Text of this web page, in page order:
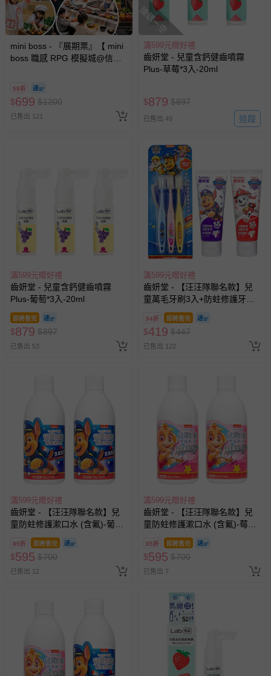
mini boss - 『展期票』【 mini
boss 職感 RPG 模擬城@信義
換，依現場梯次安排入場，逾
期作廢) (兒童票(2歲以上)贈一
名陪伴成人)
58折
$699 $1200
已售出 121
搶購一空
滿599元贈好禮
齒妍堂 - 兒童含鈣健齒噴霧
Plus-草莓*3入-20ml
$879 $897
已售出 49 追蹤
滿599元贈好禮
齒妍堂 - 兒童含鈣健齒噴霧
Plus-葡萄*3入-20ml
即將售完
$879 $897
已售出 53
滿599元贈好禮
齒妍堂 - 【汪汪隊聯名款】兒
童萬毛牙刷3入+防蛀修護牙膏
(草莓*1+葡萄*1)-含氟量約為
1200ppm)
94折 即將售完
$419 $447
已售出 122
滿599元贈好禮
齒妍堂 - 【汪汪隊聯名款】兒
童防蛀修護漱口水 (含氟)-葡萄
85折 即將售完
$595 $700
已售出 12
滿599元贈好禮
齒妍堂 - 【汪汪隊聯名款】兒
童防蛀修護漱口水 (含氟)-莓果
85折 即將售完
$595 $700
已售出 7